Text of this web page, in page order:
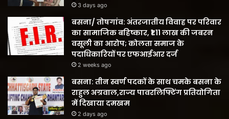
3 days ago
बसना/ तोषगांव: अंतरजातीय विवाह पर परिवार
का सामाजिक बहिष्कार, ₹1.11 लाख की जबरन
वसूली का आरोप; कोलता समाज के
पदाधिकारियों पर एफआईआर दर्ज
2 weeks ago
बसना: तीन स्वर्ण पदकों के साथ चमके बसना के
राहुल अग्रवाल,राज्य पावरलिफ्टिंग प्रतियोगिता
में दिखाया दमखम
2 days ago